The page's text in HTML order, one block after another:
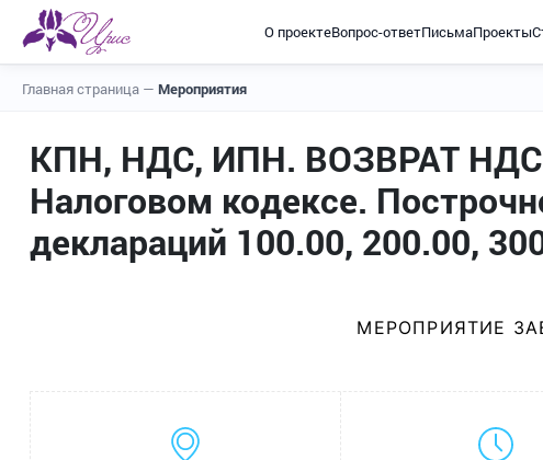
О проектеВопрос-ответПисьмаПроекты
Главная страница — Мероприятия
КПН, НДС, ИПН. ВОЗВРАТ
Налоговом кодексе.
деклараций 100.00, 200.00,
МЕРОПРИЯТИЕ